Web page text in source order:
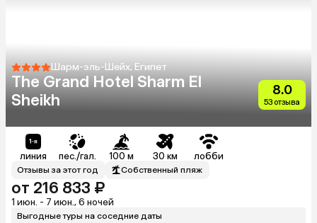
Шарм-эль-Шейх, Египет
The Grand Hotel Sharm El
Sheikh
8.0
53 отзыва
линия пес./гал. 100 м 30 км лобби
Отзывы за этот год Собственный пляж
от 216 833 ₽
1 июн. - 7 июн., 6 ночей
Выгодные туры на соседние даты